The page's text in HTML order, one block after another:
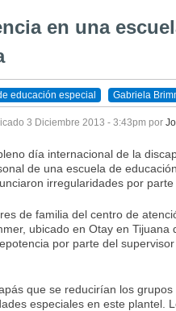
en una
educación especial Gabriela
3 Diciembre 2013 - 3:43pm por
día internacional de la
de una escuela de
irregularidades por
de familia del centro de
ubicado en Otay en
por parte del
que se reducirían los
especiales en este plantel.